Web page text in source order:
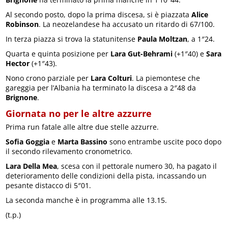
Al secondo posto, dopo la prima discesa, si è piazzataAlice
Robinson. La neozelandese ha accusato un ritardo di 67/100.
In terza piazza si trova la statunitense Paula Moltzan, a 1″24.
Quarta e quinta posizione per Lara Gut-Behrami (+1″40) eSara
Hector (+1″43).
Nono crono parziale per Lara Colturi. La piemontese che
gareggia per l’Albania ha terminato la discesa a 2″48 da
Brignone.
Giornata no per le altre azzurre
Prima run fatale alle altre due stelle azzurre.
Sofia Goggia e Marta Bassino sono entrambe uscite poco dopo
il secondo rilevamento cronometrico.
Lara Della Mea, scesa con il pettorale numero 30, ha pagato il
deterioramento delle condizioni della pista, incassando un
pesante distacco di 5″01.
La seconda manche è in programma alle 13.15.
(t.p.)